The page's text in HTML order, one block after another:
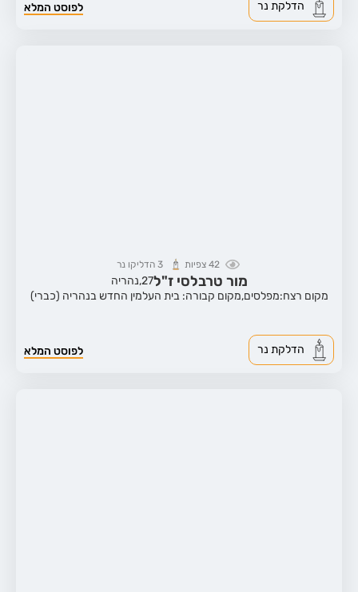
לפוסט המלא הדלקת נר
42 צפיות 3 הדליקו נר
מור טרבלסי ז"ל27, נהריה
מקום רצח:מפלסים,מקום קבורה: בית העלמין החדש בנהריה (כברי)
לפוסט המלא הדלקת נר